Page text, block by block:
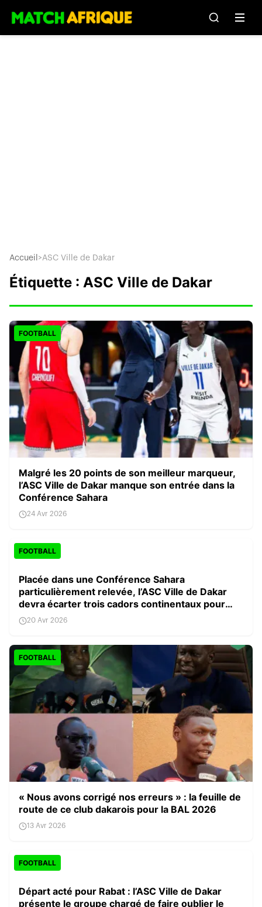
Accueil >ASC Ville de Dakar
Étiquette : ASC Ville de Dakar
FOOTBALL
Malgré les 20 points de son meilleur marqueur,
l’ASC Ville de Dakar manque son entrée dans la
Conférence Sahara
24 Avr 2026
FOOTBALL
Placée dans une Conférence Sahara
particulièrement relevée, l’ASC Ville de Dakar
devra écarter trois cadors continentaux pour
voir le Final 8
20 Avr 2026
FOOTBALL
« Nous avons corrigé nos erreurs » : la feuille de
route de ce club dakarois pour la BAL 2026
13 Avr 2026
FOOTBALL
Départ acté pour Rabat : l’ASC Ville de Dakar
présente le groupe chargé de faire oublier le